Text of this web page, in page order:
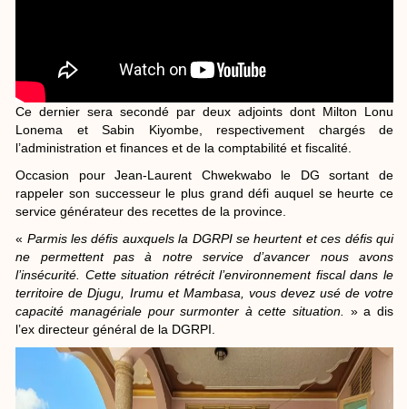
Ce dernier sera secondé par deux adjoints dont Milton Lonu
Lonema et Sabin Kiyombe, respectivement chargés de
l’administration et finances et de la comptabilité et fiscalité.
Occasion pour Jean-Laurent Chwekwabo le DG sortant de
rappeler son successeur le plus grand défi auquel se heurte ce
service générateur des recettes de la province.
« Parmis les défis auxquels la DGRPI se heurtent et ces défis qui
ne permettent pas à notre service d’avancer nous avons
l’insécurité. Cette situation rétrécit l’environnement fiscal dans le
territoire de Djugu, Irumu et Mambasa, vous devez usé de votre
capacité managériale pour surmonter à cette situation.
» a dis
l’ex directeur général de la DGRPI.